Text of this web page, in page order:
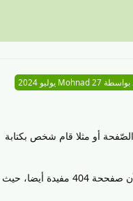
بواسطة Mohnad27 يوليو 2024
بحذف الصّفحة أو مثلا قام شخص بكتابة
لا أعتقد أن هناك هناك سببا يدعو لإعادة توجيه تلك الصّفحححات إلى الصّفحححة الرّئيسيّة، لأن صفححة 404 مفيدة أيضا، حيث